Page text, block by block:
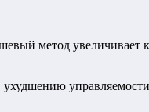
метод увеличивает